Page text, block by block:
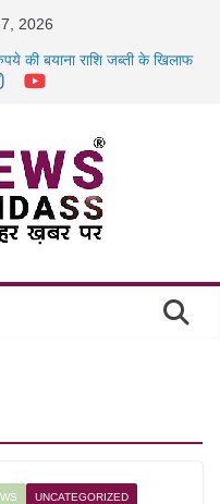
2026
की बयाना राशि जब्ती के खिलाफ
13 म्यूल बैंक खाताधारक
UNCATEGORIZED